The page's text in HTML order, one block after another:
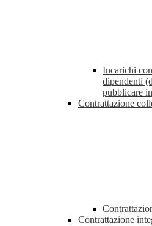
Incarichi
dipendenti
pubblicare
Contrattazione
Contrattazione